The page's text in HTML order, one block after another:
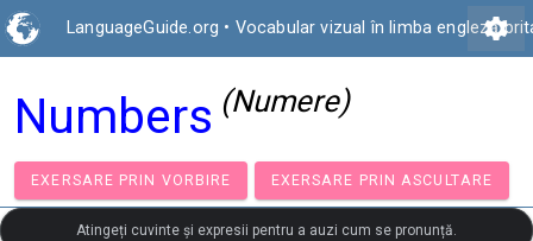
LanguageGuide.org • Vocabular vizual în limba engleză
settings
Numbers (Numere)
EXERSARE PRIN VORBIRE EXERSARE PRIN
Atingeți cuvinte și expresii pentru a auzi cum se pronunță.